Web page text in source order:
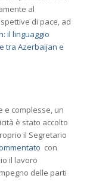
al
di pace, ad
il linguaggio
tra Azerbaijan e
e complesse, un
è stato accolto
il Segretario
con
il lavoro
delle parti